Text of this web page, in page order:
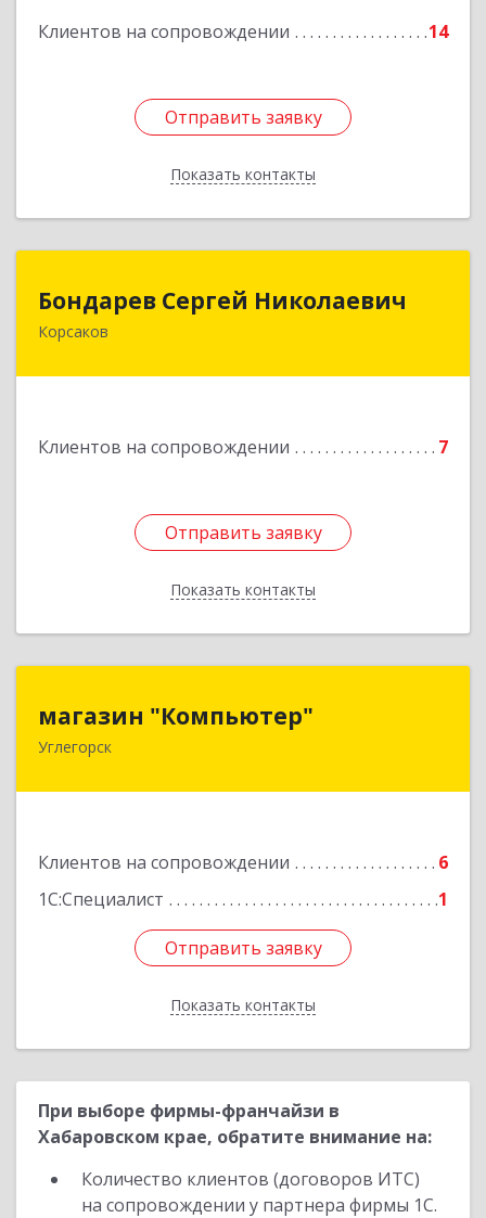
Клиентов на сопровождении 14
Отправить заявку
Показать контакты
Отправить заявку
Назад
Бондарев Сергей Николаевич
Корсаков
Клиентов на сопровождении 7
Отправить заявку
Показать контакты
Бондарев Сергей Николаевич
Отправить заявку
Назад
магазин "Компьютер"
Углегорск
Клиентов на сопровождении
6
1С:Специалист
1
Отправить заявку
Показать контакты
694920, Сахалинская обл, Углегорский р-н,
Отправить заявку
Назад
При выборе фирмы-франчайзи в
Хабаровском крае, обратите внимание на:
Количество клиентов (договоров ИТС)
на сопровождении у партнера фирмы 1С.